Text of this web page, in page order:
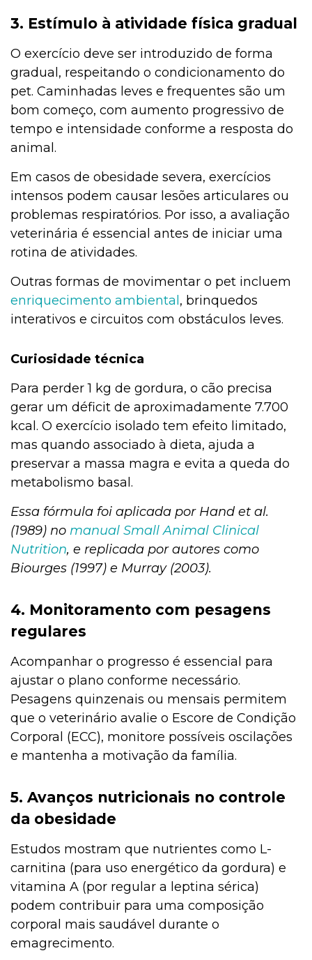
3. Estímulo à atividade física gradual
O exercício deve ser introduzido de forma
gradual, respeitando o condicionamento do
pet. Caminhadas leves e frequentes são um
bom começo, com aumento progressivo de
tempo e intensidade conforme a resposta do
animal.
Em casos de obesidade severa, exercícios
intensos podem causar lesões articulares ou
problemas respiratórios. Por isso, a avaliação
veterinária é essencial antes de iniciar uma
rotina de atividades.
Outras formas de movimentar o pet incluem
enriquecimento ambiental , brinquedos
interativos e circuitos com obstáculos leves.
Curiosidade técnica
Para perder 1 kg de gordura, o cão precisa
gerar um déficit de aproximadamente 7.700
kcal. O exercício isolado tem efeito limitado,
mas quando associado à dieta, ajuda a
preservar a massa magra e evita a queda do
metabolismo basal.
Essa fórmula foi aplicada por Hand et al.
(1989) no manual Small Animal Clinical
Nutrition, e replicada por autores como
Biourges (1997) e Murray (2003).
4. Monitoramento com pesagens
regulares
Acompanhar o progresso é essencial para
ajustar o plano conforme necessário.
Pesagens quinzenais ou mensais permitem
que o veterinário avalie o Escore de Condição
Corporal (ECC), monitore possíveis oscilações
e mantenha a motivação da família.
5. Avanços nutricionais no controle
da obesidade
Estudos mostram que nutrientes como L-
carnitina (para uso energético da gordura) e
vitamina A (por regular a leptina sérica)
podem contribuir para uma composição
corporal mais saudável durante o
emagrecimento.